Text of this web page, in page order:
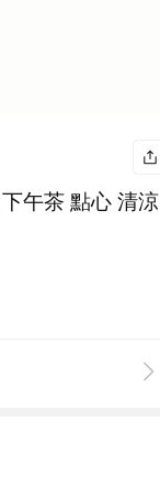
午茶 點心 清涼